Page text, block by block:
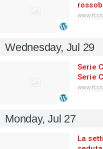
Wednesday, Jul 29
Serie
Serie
Monday, Jul 27
La